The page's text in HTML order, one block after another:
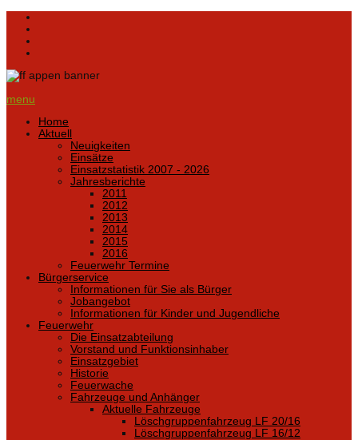
menu
Home
Aktuell
Neuigkeiten
Einsätze
Einsatzstatistik 2007 - 2026
Jahresberichte
2011
2012
2013
2014
2015
2016
Feuerwehr Termine
Bürgerservice
Informationen für Sie als Bürger
Jobangebot
Informationen für Kinder und Jugendliche
Feuerwehr
Die Einsatzabteilung
Vorstand und Funktionsinhaber
Einsatzgebiet
Historie
Feuerwache
Fahrzeuge und Anhänger
Aktuelle Fahrzeuge
Löschgruppenfahrzeug LF 20/16
Löschgruppenfahrzeug LF 16/12